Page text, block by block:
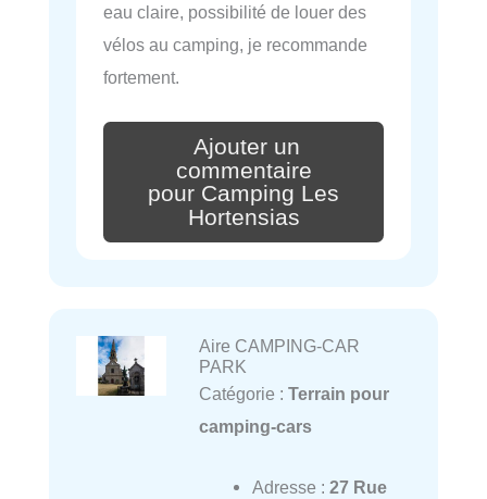
eau claire, possibilité de louer des
vélos au camping, je recommande
fortement.
Ajouter un
commentaire
pour Camping Les
Hortensias
Aire CAMPING-CAR
PARK
Catégorie : Terrain pour
camping-cars
Adresse : 27 Rue